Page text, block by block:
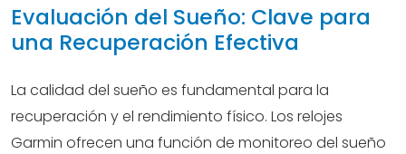
Evaluación del Sueño: Clave para
una Recuperación Efectiva
La calidad del sueño es fundamental para la
recuperación y el rendimiento físico. Los relojes
Garmin ofrecen una función de monitoreo del sueño